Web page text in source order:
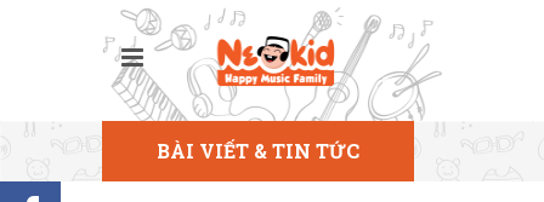
BÀI VIẾT & TIN TỨC